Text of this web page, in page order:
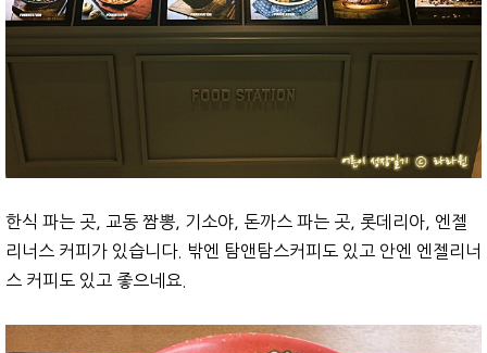
한식 파는 곳, 교동 짬뽕, 기소야, 돈까스 파는 곳, 롯데리아, 엔젤
리너스 커피가 있습니다. 밖엔 탐앤탐스커피도 있고 안엔 엔젤리너
스 커피도 있고 좋으네요.